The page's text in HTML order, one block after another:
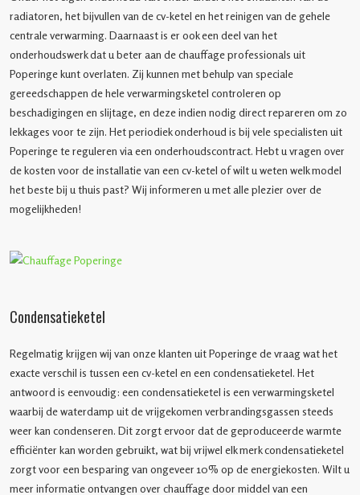
radiatoren, het bijvullen van de cv-ketel en het reinigen van de gehele
centrale verwarming. Daarnaast is er ook een deel van het
onderhoudswerk dat u beter aan de chauffage professionals uit
Poperinge kunt overlaten. Zij kunnen met behulp van speciale
gereedschappen de hele verwarmingsketel controleren op
beschadigingen en slijtage, en deze indien nodig direct repareren om zo
lekkages voor te zijn. Het periodiek onderhoud is bij vele specialisten uit
Poperinge te reguleren via een onderhoudscontract. Hebt u vragen over
de kosten voor de installatie van een cv-ketel of wilt u weten welk model
het beste bij u thuis past? Wij informeren u met alle plezier over de
mogelijkheden!
Condensatieketel
Regelmatig krijgen wij van onze klanten uit Poperinge de vraag wat het
exacte verschil is tussen een cv-ketel en een condensatieketel. Het
antwoord is eenvoudig: een condensatieketel is een verwarmingsketel
waarbij de waterdamp uit de vrijgekomen verbrandingsgassen steeds
weer kan condenseren. Dit zorgt ervoor dat de geproduceerde warmte
efficiënter kan worden gebruikt, wat bij vrijwel elk merk condensatieketel
zorgt voor een besparing van ongeveer 10% op de energiekosten. Wilt u
meer informatie ontvangen over chauffage door middel van een